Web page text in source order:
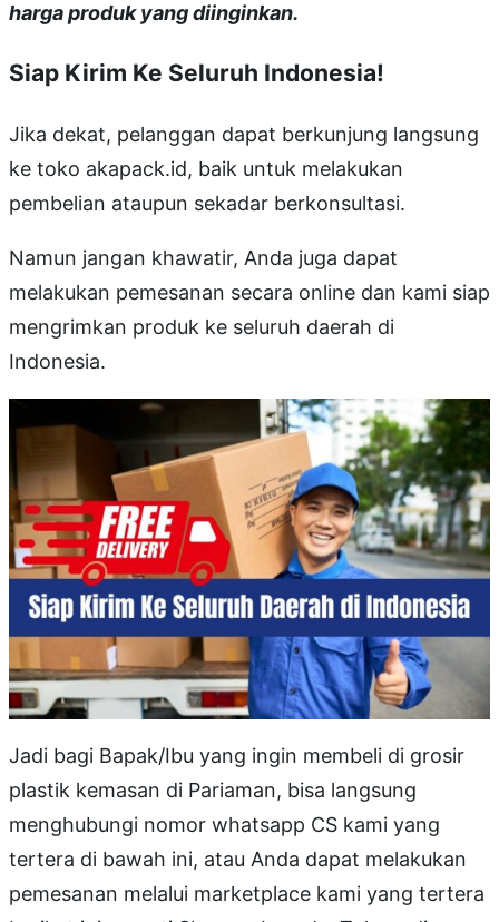
harga produk yang diinginkan.
Siap Kirim Ke Seluruh Indonesia!
Jika dekat, pelanggan dapat berkunjung langsung
ke toko akapack.id, baik untuk melakukan
pembelian ataupun sekadar berkonsultasi.
Namun jangan khawatir, Anda juga dapat
melakukan pemesanan secara online dan kami siap
mengrimkan produk ke seluruh daerah di
Indonesia.
Jadi bagi Bapak/Ibu yang ingin membeli di grosir
plastik kemasan di Pariaman, bisa langsung
menghubungi nomor whatsapp CS kami yang
tertera di bawah ini, atau Anda dapat melakukan
pemesanan melalui marketplace kami yang tertera